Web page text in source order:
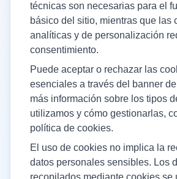
técnicas son necesarias para el
básico del sitio, mientras que las
analíticas y de personalización
consentimiento.
Puede aceptar o rechazar las
esenciales a través del banner
más información sobre los tipos
utilizamos y cómo gestionarlas,
política de cookies.
El uso de cookies no implica la
datos personales sensibles. Los
recopilados mediante cookies se